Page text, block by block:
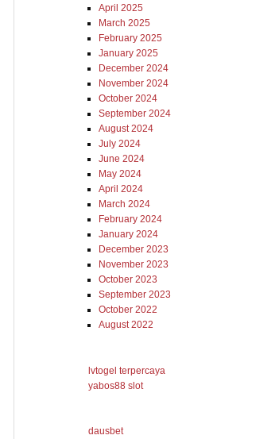
April 2025
March 2025
February 2025
January 2025
December 2024
November 2024
October 2024
September 2024
August 2024
July 2024
June 2024
May 2024
April 2024
March 2024
February 2024
January 2024
December 2023
November 2023
October 2023
September 2023
October 2022
August 2022
lvtogel terpercaya
yabos88 slot
dausbet